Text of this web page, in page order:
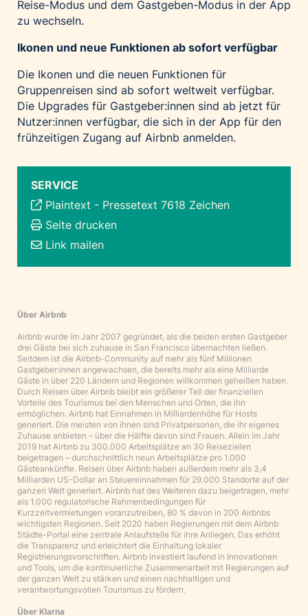
Reise-Modus und dem Gastgeben-Modus in der App
zu wechseln.
Ikonen und neue Funktionen ab sofort verfügbar
Die Ikonen und die neuen Funktionen für
Gruppenreisen sind ab sofort weltweit verfügbar.
Die Upgrades für Gastgeber:innen sind ab jetzt für
Nutzer:innen verfügbar, die sich in der App für den
frühzeitigen Zugang auf Airbnb anmelden.
SERVICE
Plaintext - Pressetext 7618 Zeichen
Seite drucken
Link mailen
Über Airbnb
Airbnb wurde im Jahr 2007 gegründet, als die beiden ersten Gastgeber
drei Gäste bei sich zuhause in San Francisco übernachten ließen.
Seitdem ist die Airbnb-Community auf mehr als fünf Millionen
Gastgeber:innen angewachsen, die bereits mehr als eine Milliarde
Gäste in über 220 Ländern und Regionen willkommen geheißen haben.
Durch Reisen über Airbnb bleibt ein größerer Teil der finanziellen
Vorteile des Tourismus bei den Menschen und Orten, die ihn
ermöglichen. Airbnb hat Einnahmen in Milliardenhöhe für Hosts
generiert. Die meisten von ihnen sind Privatpersonen, die ihr eigenes
Zuhause anbieten – über die Hälfte davon sind Frauen. Allein im Jahr
2019 hat Airbnb zu 300.000 Arbeitsplätze an 30 Reisezielen
beigetragen – durchschnittlich neun Arbeitsplätze pro 1.000
Gästeankünfte. Reisen über Airbnb haben außerdem mehr als 3,4
Milliarden US-Dollar an Steuereinnahmen für 29.000 Standorte auf der
ganzen Welt generiert. Airbnb hat des Weiteren dazu beigetragen, mehr
als 1.000 regulatorische Rahmenbedingungen für
Kurzzeitvermietungen voranzutreiben, 80 % davon in 200 Airbnbs
wichtigsten Regionen. Seit 2020 haben Regierungen mit dem Airbnb
Städte-Portal eine zentrale Anlaufstelle für ihre Anliegen. Das erhöht
die Transparenz und erleichtert die Einhaltung lokaler
Registrierungsvorschriften. Airbnb investiert laufend in Innovationen
und Tools, um die kontinuierliche Zusammenarbeit mit Regierungen auf
der ganzen Welt zu stärken und einen nachhaltigen und
verantwortungsvollen Tourismus zu fördern.
Über Klarna